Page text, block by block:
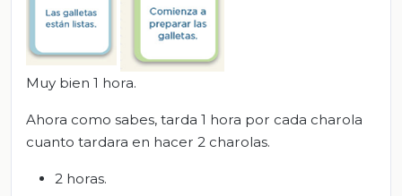
Muy bien 1 hora.
Ahora como sabes, tarda 1 hora por cada charola
cuanto tardara en hacer 2 charolas.
2 horas.